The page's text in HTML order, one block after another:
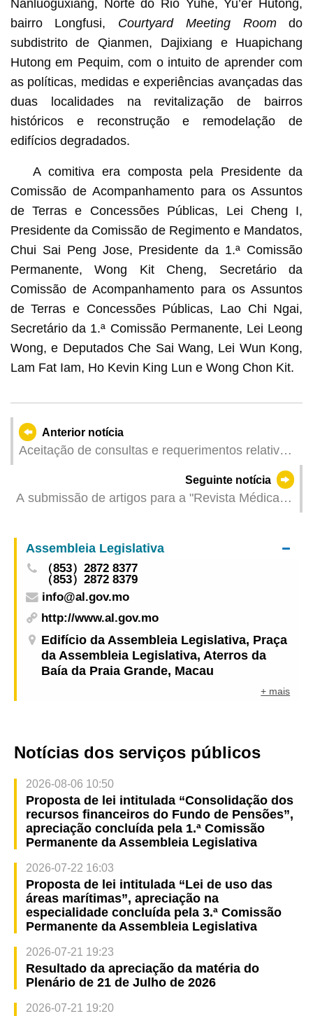
Nanluoguxiang, Norte do Rio Yuhe, Yu’er Hutong,
bairro Longfusi, Courtyard Meeting Roomdo
subdistrito de Qianmen, Dajixiang e Huapichang
Hutong em Pequim, com o intuito de aprender com
as políticas, medidas e experiências avançadas das
duas localidades na revitalização de bairros
históricos e reconstrução e remodelação de
edifícios degradados.
A comitiva era composta pela Presidente da
Comissão de Acompanhamento para os Assuntos
de Terras e Concessões Públicas, Lei Cheng I,
Presidente da Comissão de Regimento e Mandatos,
Chui Sai Peng Jose, Presidente da 1.ª Comissão
Permanente, Wong Kit Cheng, Secretário da
Comissão de Acompanhamento para os Assuntos
de Terras e Concessões Públicas, Lao Chi Ngai,
Secretário da 1.ª Comissão Permanente, Lei Leong
Wong, e Deputados Che Sai Wang, Lei Wun Kong,
Lam Fat Iam, Ho Kevin King Lun e Wong Chon Kit.
Anterior notícia
Aceitação de consultas e requerimentos relativos
ao Plano de Comparticipação Pecuniária deste
ano a partir de 15 de Junho Várias melhorias em
benefício dos residentes; o Governo incentiva a
apresentação de requerimentos
Seguinte notícia
A submissão de artigos para a "Revista Médica
Assembleia Legislativa
（853）2872 8377
（853）2872 8379
info@al.gov.mo
http://www.al.gov.mo
Edifício da Assembleia Legislativa, Praça
da Assembleia Legislativa, Aterros da
Baía da Praia Grande, Macau
+ mais
Notícias dos serviços públicos
2026-08-06 10:50
Proposta de lei intitulada “Consolidação dos
recursos financeiros do Fundo de Pensões”,
apreciação concluída pela 1.ª Comissão
Permanente da Assembleia Legislativa
2026-07-22 16:03
Proposta de lei intitulada “Lei de uso das
áreas marítimas”, apreciação na
especialidade concluída pela 3.ª Comissão
Permanente da Assembleia Legislativa
2026-07-21 19:23
Resultado da apreciação da matéria do
Plenário de 21 de Julho de 2026
2026-07-21 19:20